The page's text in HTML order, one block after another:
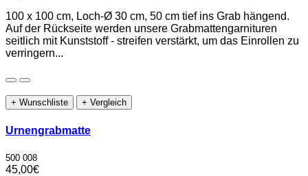
100 x 100 cm, Loch-Ø 30 cm, 50 cm tief ins Grab hängend.
Auf der Rückseite werden unsere Grabmattengarnituren
seitlich mit Kunststoff - streifen verstärkt, um das Einrollen zu
verringern...
+ Wunschliste + Vergleich
Urnengrabmatte
500 008
45,00€